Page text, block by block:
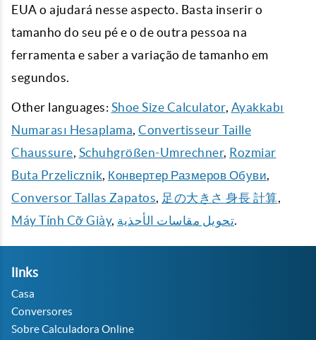
EUA o ajudará nesse aspecto. Basta inserir o
tamanho do seu pé e o de outra pessoa na
ferramenta e saber a variação de tamanho em
segundos.
Other languages: Shoe Size Calculator, Ayakkabı
Numarası Hesaplama, Convertisseur Taille
Chaussure, Schuhgrößen-Umrechner, Rozmiar
Buta Przelicznik, Конвертер Размеров Обуви,
Conversor Tallas Zapatos, 足の大きさ 身長 計算,
Máy Tính Cỡ Giày, تحويل مقاسات الأحذية.
links
Casa
Conversores
Sobre Calculadora Online